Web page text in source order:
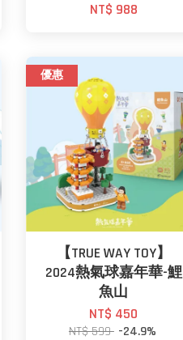
NT$ 988
優惠
【TRUE WAY TOY】
2024熱氣球嘉年華-鯉
魚山
NT$ 450
NT$ 599 -24.9%